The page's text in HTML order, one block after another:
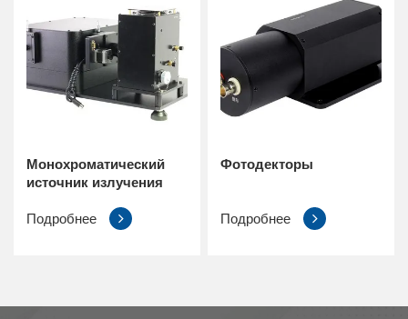
Монохроматический
источник излучения
Подробнее
Фотодекторы
Подробнее